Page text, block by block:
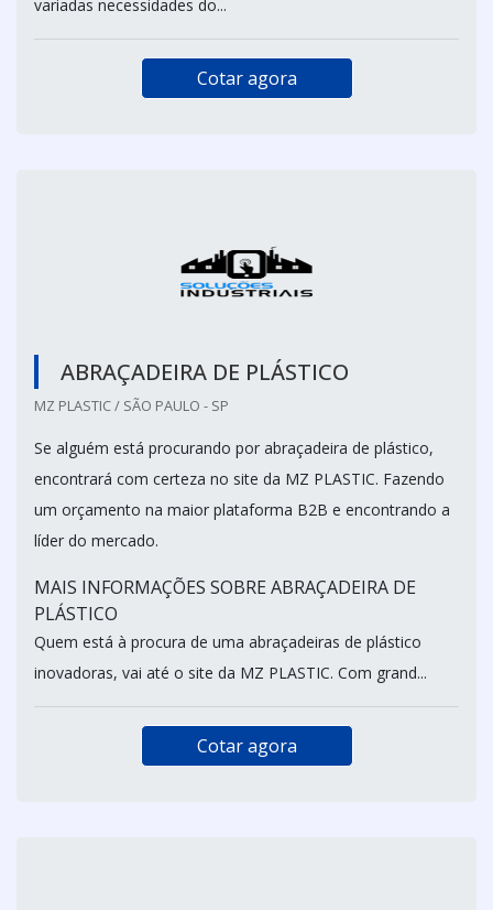
variadas necessidades do...
Cotar agora
ABRAÇADEIRA DE PLÁSTICO
MZ PLASTIC / SÃO PAULO - SP
Se alguém está procurando por abraçadeira de plástico,
encontrará com certeza no site da MZ PLASTIC. Fazendo
um orçamento na maior plataforma B2B e encontrando a
líder do mercado.
MAIS INFORMAÇÕES SOBRE ABRAÇADEIRA DE
PLÁSTICO
Quem está à procura de uma abraçadeiras de plástico
inovadoras, vai até o site da MZ PLASTIC. Com grand...
Cotar agora